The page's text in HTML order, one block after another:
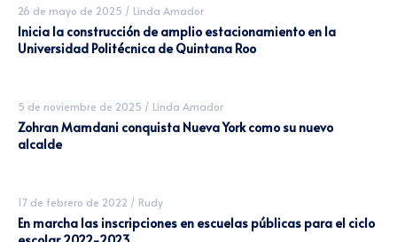
26 de mayo de 2025 / Linda Amador
Inicia la construcción de amplio estacionamiento en la
Universidad Politécnica de Quintana Roo
5 de noviembre de 2025 / Linda Amador
Zohran Mamdani conquista Nueva York como su nuevo
alcalde
17 de febrero de 2022 / Rudy
En marcha las inscripciones en escuelas públicas para el ciclo